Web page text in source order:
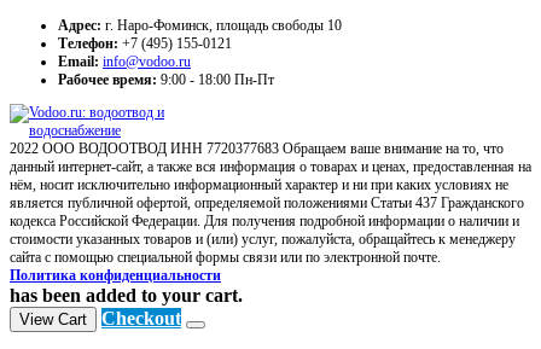
Адрес: г. Наро-Фоминск, площадь свободы 10
Телефон: +7 (495) 155-0121
Email: info@vodoo.ru
Рабочее время: 9:00 - 18:00 Пн-Пт
2022 ООО ВОДООТВОД ИНН 7720377683 Обращаем ваше внимание на то, что
данный интернет-сайт, а также вся информация о товарах и ценах, предоставленная на
нём, носит исключительно информационный характер и ни при каких условиях не
является публичной офертой, определяемой положениями Статьи 437 Гражданского
кодекса Российской Федерации. Для получения подробной информации о наличии и
стоимости указанных товаров и (или) услуг, пожалуйста, обращайтесь к менеджеру
сайта с помощью специальной формы связи или по электронной почте.
Политика конфиденциальности
has been added to your cart.
View Cart Checkout